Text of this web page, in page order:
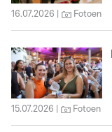
16.07.2026 Fotoen
15.07.2026 Fotoen